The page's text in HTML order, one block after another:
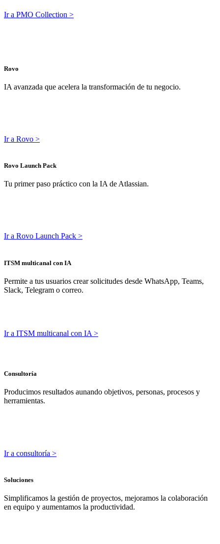
Ir a PMO Collection >
Rovo
IA avanzada que acelera la transformación de tu negocio.
Ir a Rovo >
Rovo Launch Pack
Tu primer paso práctico con la IA de Atlassian.
Ir a Rovo Launch Pack >
ITSM multicanal con IA
Permite a tus usuarios crear solicitudes desde WhatsApp, Teams,
Slack, Telegram o correo.
Ir a ITSM multicanal con IA >
Consultoría
Producimos resultados aunando objetivos, personas, procesos y
herramientas.
Ir a consultoría >
Soluciones
Simplificamos la gestión de proyectos, mejoramos la colaboración
en equipo y aumentamos la productividad.